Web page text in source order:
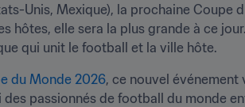
Unis, Mexique), la prochaine Coupe
hôtes, elle sera la plus grande à ce
qui unit le football et la ville hôte.
du Monde 2026, ce nouvel
passionnés de football du monde